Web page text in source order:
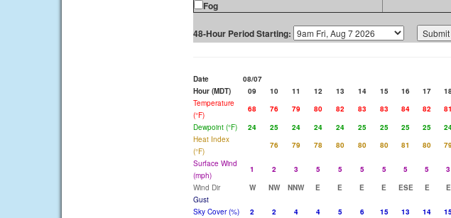
Fog
48-Hour Period Starting:
Date 08/07
Hour (MDT)
09 10 11 12 13 14 15 16 17 18
Temperature
(°F)
68 76 79 80 82 83 83 84 82 81
Dewpoint (°F)
24 25 24 24 24 25 25 25 25
Heat Index
(°F)
76 79 78 80 80 80 81 80
Surface Wind
(mph)
1 2 3 5 5 5 5 5 5 3
Wind Dir
W NW NNW E E E E ESE E E
Gust
Sky Cover (%)
2 2 4 4 5 6 15 13 14